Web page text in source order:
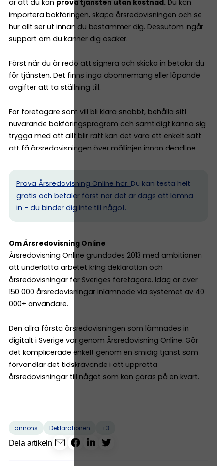
är att du kan prova tjänsten utan kostnad. Du kan
importera bokföringen, skapa årsredovisningen och se
hur allt ser ut innan du bestämmer dig. Dessutom ingår
support om du känner dig osäker.
Först när du är redo att signera och skicka in betalar du
för tjänsten. Det finns inga abonnemang eller löpande
avgifter att ta ställning till.
För företagare som vill bli klara snabbt, behålla sitt
nuvarande bokföringsprogram och samtidigt känna sig
trygga med att allt blir rätt kan det vara ett enkelt sätt
att få årsredovisningen över mållinjen innan deadline.
Prova Årsredovisning Online här. Du kan testa helt
gratis och betalar först när det är dags att lämna
in – du binder dig inte till något.
Om Årsredovisning Online
Årsredovisning Online grundades 2013 med ambitionen
att underlätta arbetet kring deklaration och
årsredovisningar för Sveriges företagare. Idag är över
150 000 årsredovisningar inlämnade via systemet av 40
000+ användare.
Den allra första årsredovisningen som lämnades in
digitalt i Sverige var genom Årsredovisning Online. Gör
det komplicerade enkelt genom en smidig tjänst som
förvandlar det tidskrävande i att upprätta
årsredovisningar till något som kan göras på en kvart.
annons Deklarationen
+3
Dela artikeln